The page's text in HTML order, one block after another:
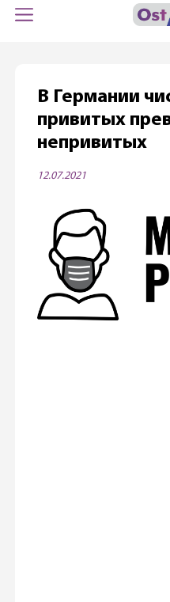
В Германии
привитых
непривитых
12.07.2021